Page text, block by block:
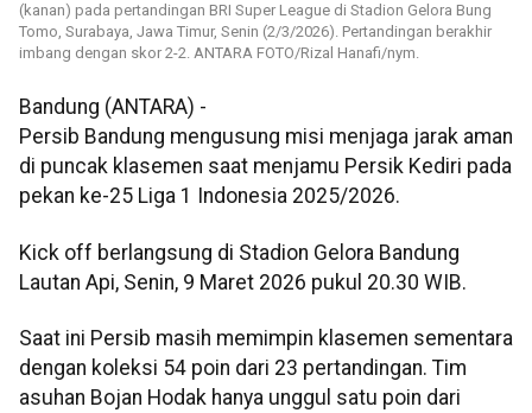
(kanan) pada pertandingan BRI Super League di Stadion Gelora Bung
Tomo, Surabaya, Jawa Timur, Senin (2/3/2026). Pertandingan berakhir
imbang dengan skor 2-2. ANTARA FOTO/Rizal Hanafi/nym.
Bandung (ANTARA) -
Persib Bandung mengusung misi menjaga jarak aman
di puncak klasemen saat menjamu Persik Kediri pada
pekan ke-25 Liga 1 Indonesia 2025/2026.
Kick off berlangsung di Stadion Gelora Bandung
Lautan Api, Senin, 9 Maret 2026 pukul 20.30 WIB.
Saat ini Persib masih memimpin klasemen sementara
dengan koleksi 54 poin dari 23 pertandingan. Tim
asuhan Bojan Hodak hanya unggul satu poin dari